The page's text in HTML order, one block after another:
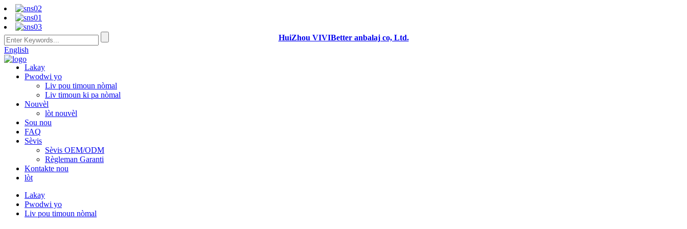
English
HuiZhou VIVIBetter anbalaj co, Ltd.
Lakay
Pwodwi yo
Liv pou timoun nòmal
Liv timoun ki pa nòmal
Nouvèl
lòt nouvèl
Sou nou
FAQ
Sèvis
Sèvis OEM/ODM
Règleman Garanti
Kontakte nou
lòt
Lakay
Pwodwi yo
Liv pou timoun nòmal